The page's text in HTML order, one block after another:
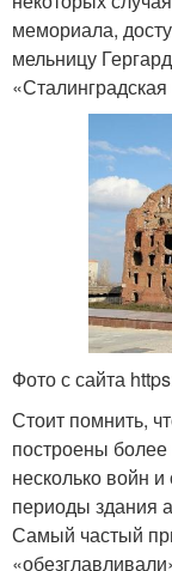
мемориала,
мельницу
Фото с сайта
Стоит помнить,
построены более
несколько войн
периоды здания
Самый частый